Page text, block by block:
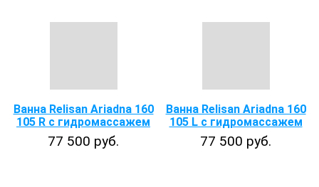
Ванна Relisan Ariadna 160
105 R с гидромассажем
77 500 руб.
Ванна Relisan Ariadna 160
105 L с гидромассажем
77 500 руб.